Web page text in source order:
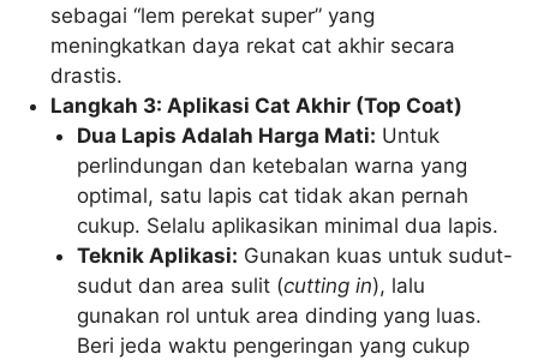
sebagai “lem perekat super” yang
meningkatkan daya rekat cat akhir secara
drastis.
Langkah 3: Aplikasi Cat Akhir (Top Coat)
Dua Lapis Adalah Harga Mati: Untuk
perlindungan dan ketebalan warna yang
optimal, satu lapis cat tidak akan pernah
cukup. Selalu aplikasikan minimal dua lapis.
Teknik Aplikasi: Gunakan kuas untuk sudut-
sudut dan area sulit (cutting in), lalu
gunakan rol untuk area dinding yang luas.
Beri jeda waktu pengeringan yang cukup